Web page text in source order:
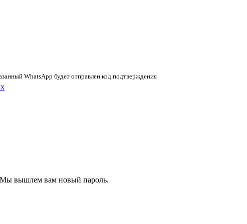
WhatsApp будет отправлен код подтверждения
Мы вышлем вам новый пароль.